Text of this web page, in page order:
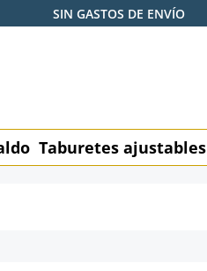
SIN GASTOS DE ENVÍO
Taburetes ajustables